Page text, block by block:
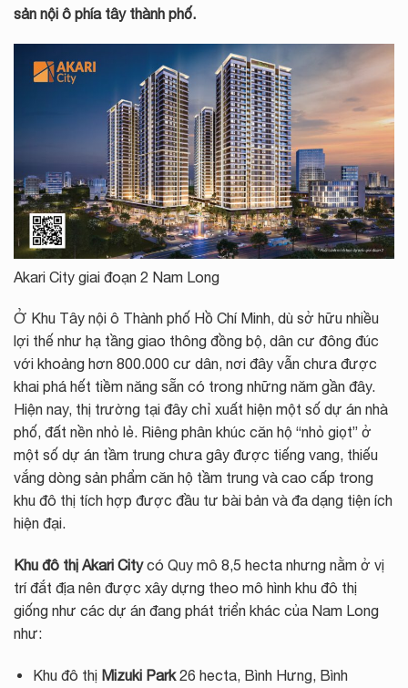
sản nội ô phía tây thành phố.
Akari City giai đoạn 2 Nam Long
Ở Khu Tây nội ô Thành phố Hồ Chí Minh, dù sở hữu nhiều
lợi thế như hạ tầng giao thông đồng bộ, dân cư đông đúc
với khoảng hơn 800.000 cư dân, nơi đây vẫn chưa được
khai phá hết tiềm năng sẵn có trong những năm gần đây.
Hiện nay, thị trường tại đây chỉ xuất hiện một số dự án nhà
phố, đất nền nhỏ lẻ. Riêng phân khúc căn hộ “nhỏ giọt” ở
một số dự án tầm trung chưa gây được tiếng vang, thiếu
vắng dòng sản phẩm căn hộ tầm trung và cao cấp trong
khu đô thị tích hợp được đầu tư bài bản và đa dạng tiện ích
hiện đại.
Khu đô thị Akari Citycó Quy mô 8,5 hecta nhưng nằm ở vị
trí đắt địa nên được xây dựng theo mô hình khu đô thị
giống như các dự án đang phát triển khác của Nam Long
như:
Khu đô thị Mizuki Park26 hecta, Bình Hưng, Bình